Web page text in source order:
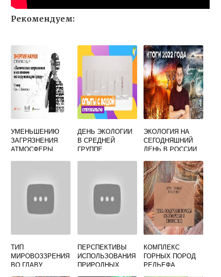
Рекомендуем:
УМЕНЬШЕНИЮ
ЗАГРЯЗНЕНИЯ
АТМОСФЕРЫ
СПОСОБСТВУЕТ
ДЕНЬ ЭКОЛОГИИ
В СРЕДНЕЙ
ГРУППЕ
ЭКОЛОГИЯ НА
СЕГОДНЯШНИЙ
ДЕНЬ В РОССИИ
ТИП
МИРОВОЗЗРЕНИЯ
ВО ГЛАВУ
ПЕРСПЕКТИВЫ
ИСПОЛЬЗОВАНИЯ
ПРИРОДНЫХ
КОМПЛЕКС
ГОРНЫХ ПОРОД
РЕЛЬЕФА